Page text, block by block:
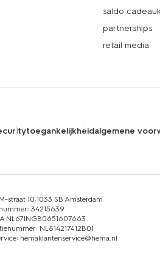
saldo
partnerships
retail media
toegankelijkheidalgemene
straat 10,1033 SB Amsterdam
34215639
NL67INGB0651607663
NL814217412B01
hemaklantenservice@hema.nl